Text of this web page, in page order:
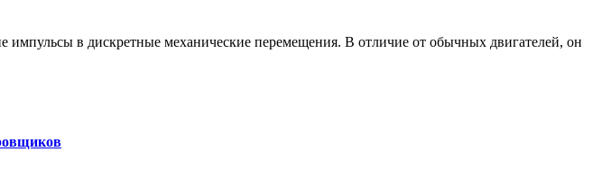
импульсы в дискретные механические перемещения. В отличие от обычных двигателей, он